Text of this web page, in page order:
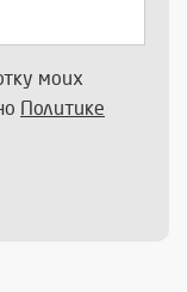
моих
Политике